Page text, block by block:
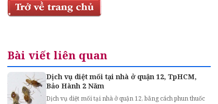
Bài viết liên quan
Dịch vụ diệt mối tại nhà ở quận 12, TpHCM,
Bảo Hành 2 Năm
Dịch vụ diệt mối tại nhà ở quận 12, bằng cách phun thuốc